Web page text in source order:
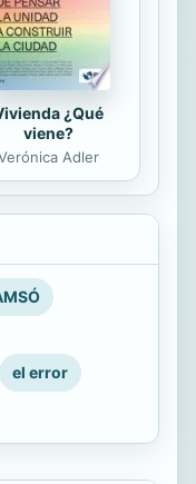
¿Qué
viene?
Adler
el error